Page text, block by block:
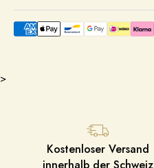
>
Kostenloser Versand